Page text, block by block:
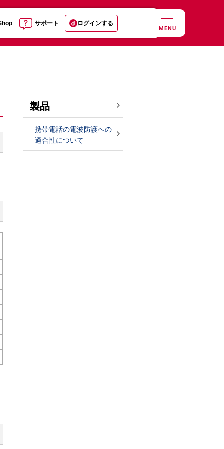
サポート ログインする
MENU
製品
携帯電話の電波防護への
適合性について